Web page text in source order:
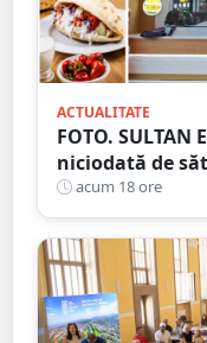
ACTUALITATE
FOTO. SULTAN
niciodată de
Micro 17, și-a
City Satu Mare
acum 18 ore